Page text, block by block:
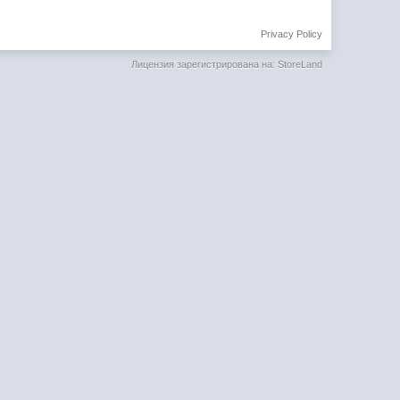
Privacy Policy
Лицензия зарегистрирована на: StoreLand